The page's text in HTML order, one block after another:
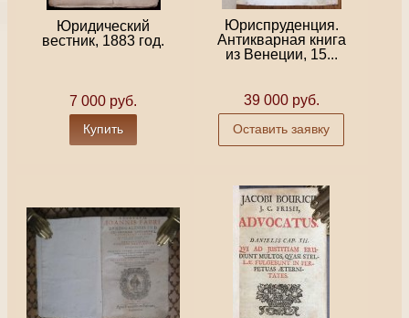
Юридический
вестник, 1883 год.
7 000 руб.
Купить
Юриспруденция.
Антикварная книга
из Венеции, 15...
39 000 руб.
Оставить заявку